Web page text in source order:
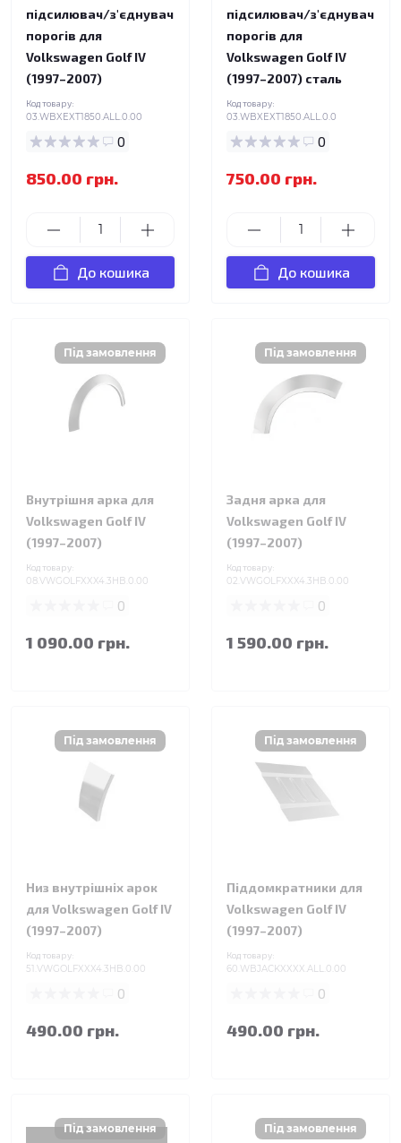
підсилювач/з'єднувач
порогів для
Volkswagen Golf IV
(1997–2007)
Код товару:
03.WBXEXT1850.ALL.0.00
0
850.00 грн.
До кошика
підсилювач/з'єднувач
порогів для
Volkswagen Golf IV
(1997–2007) сталь
Код товару:
03.WBXEXT1850.ALL.0.0
0
750.00 грн.
До кошика
Внутрішня арка для
Volkswagen Golf IV
(1997–2007)
Код товару:
08.VWGOLFXXX4.3HB.0.00
0
1 090.00 грн.
Задня арка для
Volkswagen Golf IV
(1997–2007)
Код товару:
02.VWGOLFXXX4.3HB.0.00
0
1 590.00 грн.
Низ внутрішніх арок
для Volkswagen Golf IV
(1997–2007)
Код товару:
51.VWGOLFXXX4.3HB.0.00
0
490.00 грн.
Піддомкратники для
Volkswagen Golf IV
(1997–2007)
Код товару:
60.WBJACKXXXX.ALL.0.00
0
490.00 грн.